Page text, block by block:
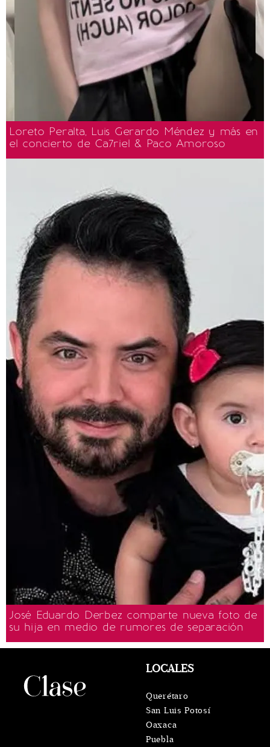
Loreto Peralta, Luis Gerardo Méndez y más en
el concierto de Ca7riel & Paco Amoroso
José Eduardo Derbez comparte nueva foto de
su hija en medio de rumores de separación
LOCALES
Querétaro
San Luis Potosí
Oaxaca
Puebla